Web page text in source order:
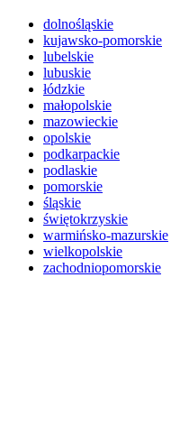
dolnośląskie
kujawsko-pomorskie
lubelskie
lubuskie
łódzkie
małopolskie
mazowieckie
opolskie
podkarpackie
podlaskie
pomorskie
śląskie
świętokrzyskie
warmińsko-mazurskie
wielkopolskie
zachodniopomorskie